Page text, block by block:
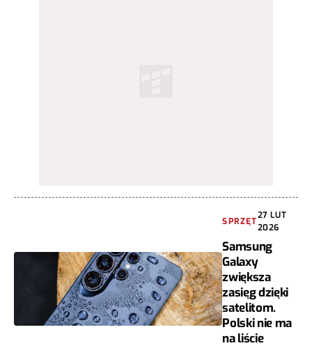
SPRZĘT
27 LUT
2026
Samsung
Galaxy
zwiększa
zasięg dzięki
satelitom.
Polski nie ma
na liście